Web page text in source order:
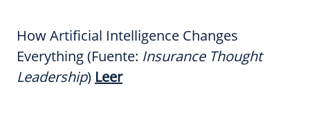
How Artificial Intelligence Changes
Everything (Fuente: Insurance Thought
Leadership) Leer